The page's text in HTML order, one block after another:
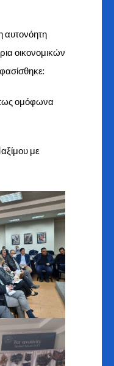
αυτονόητη
οικονομικών
ομόφωνα
με